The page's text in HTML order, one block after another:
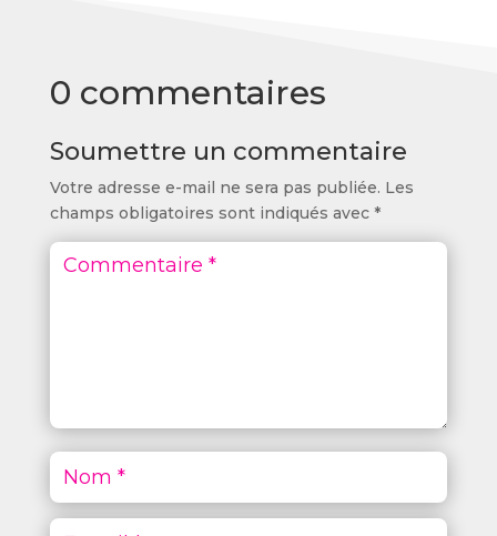
0 commentaires
Soumettre un commentaire
Votre adresse e-mail ne sera pas publiée. Les
champs obligatoires sont indiqués avec *